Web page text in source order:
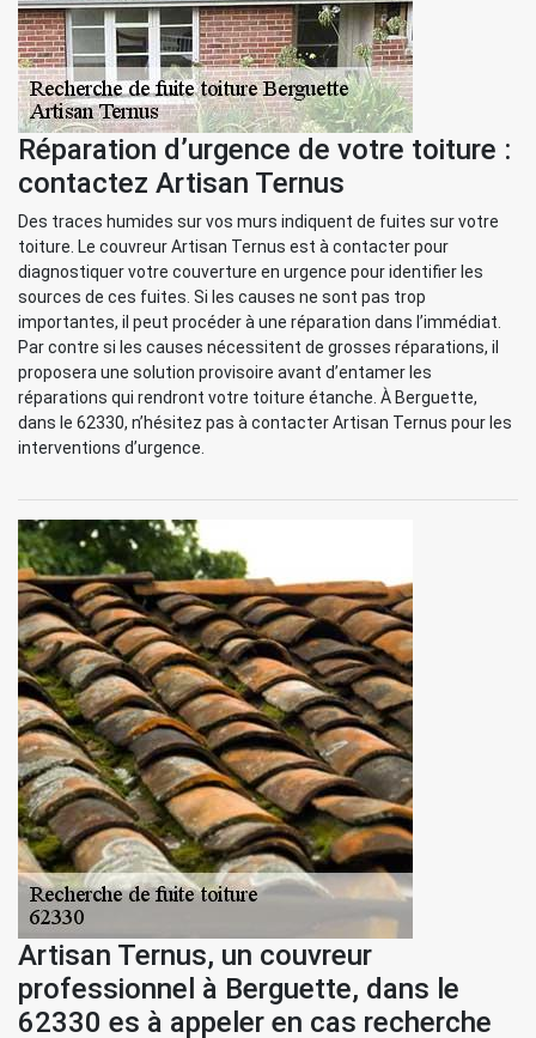
Réparation d’urgence de votre toiture :
contactez Artisan Ternus
Des traces humides sur vos murs indiquent de fuites sur votre
toiture. Le couvreur Artisan Ternus est à contacter pour
diagnostiquer votre couverture en urgence pour identifier les
sources de ces fuites. Si les causes ne sont pas trop
importantes, il peut procéder à une réparation dans l’immédiat.
Par contre si les causes nécessitent de grosses réparations, il
proposera une solution provisoire avant d’entamer les
réparations qui rendront votre toiture étanche. À Berguette,
dans le 62330, n’hésitez pas à contacter Artisan Ternus pour les
interventions d’urgence.
Artisan Ternus, un couvreur
professionnel à Berguette, dans le
62330 es à appeler en cas recherche